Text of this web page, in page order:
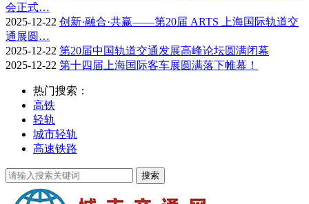
会正式…
2025-12-22 创新·融合·共赢——第20届 ARTS 上海国际轨道交
通展圆…
2025-12-22 第20届中国轨道交通发展高峰论坛圆满闭幕
2025-12-22 第十四届上海国际客车展圆满落下帷幕！
热门搜索：
高铁
轻轨
城市轻轨
高速铁路